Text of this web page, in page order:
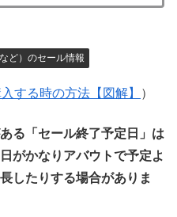
ど）のセール情報
する時の方法【図解】 ）
る「セール終了予定日」は
がかなりアバウトで予定よ
したりする場合がありま